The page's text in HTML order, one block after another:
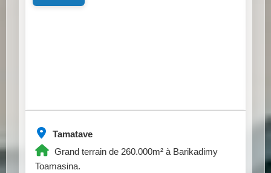
Tamatave
Grand terrain de 260.000m² à Barikadimy
Toamasina.